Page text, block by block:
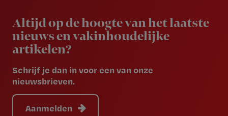
Altijd op de hoogte van het laatste
nieuws en vakinhoudelijke
artikelen?
Schrijf je dan in voor een van onze
nieuwsbrieven.
Aanmelden